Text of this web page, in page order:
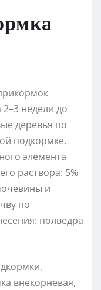
недели до
деревья по
подкормке.
элемента
раствора: 5%
и
по
полведра
внекорневая,